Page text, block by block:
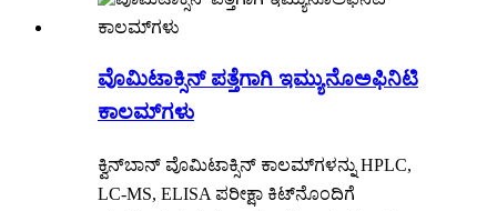
ವೊಮಿಟಾಕ್ಸಿನ್ ಪತ್ತೆಗಾಗಿ ಇಮ್ಯುನೊಅಫಿನಿಟಿ
ಕಾಲಮ್‌ಗಳು
ಕ್ವಿನ್‌ಬಾನ್ ವೊಮಿಟಾಕ್ಸಿನ್ ಕಾಲಮ್‌ಗಳನ್ನು HPLC,
LC-MS, ELISA ಪರೀಕ್ಷಾ ಕಿಟ್‌ನೊಂದಿಗೆ